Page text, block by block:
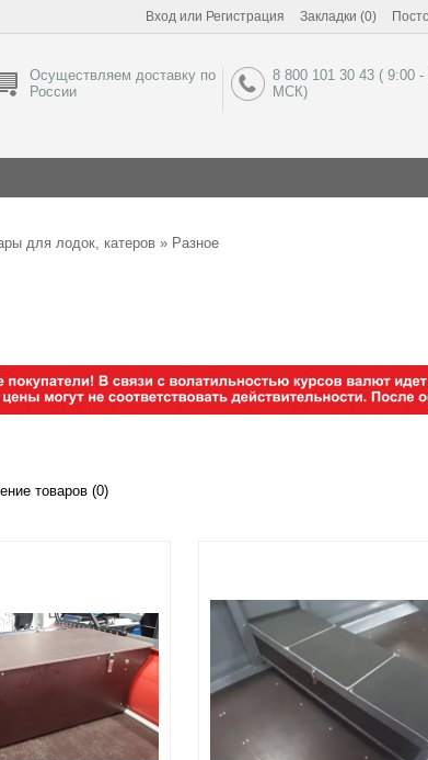
Вход или Регистрация Закладки (0)
Осуществляем доставку по
России
8 800 101 30 43 ( 9:00 -
МСК)
для лодок, катеров » Разное
товаров (0)